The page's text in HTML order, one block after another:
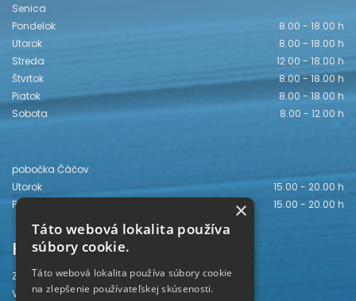
Senica
Pondelok
8.00 - 18.00 h
Utorok
8.00 - 18.00 h
Streda
12.00 - 18.00 h
Štvrtok
8.00 - 18.00 h
Piatok
8.00 - 18.00 h
Sobota
8.00 - 12.00 h
pobočka Čáčov
Utorok
15.00 - 20.00 h
Piatok
15.00 - 20.00 h
Kontakt
Záhorská knižnica
Vajanského 28
×
Táto webová lokalita používa
súbory cookie.
Táto webová lokalita používa súbory cookie
na zlepšenie používateľskej skúsenosti.